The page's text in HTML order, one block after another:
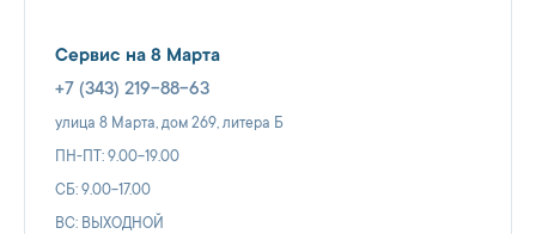
Сервис на 8 Марта
+7 (343) 219-88-63
улица 8 Марта, дом 269, литера Б
ПН-ПТ: 9.00-19.00
СБ: 9.00-17.00
ВС: ВЫХОДНОЙ